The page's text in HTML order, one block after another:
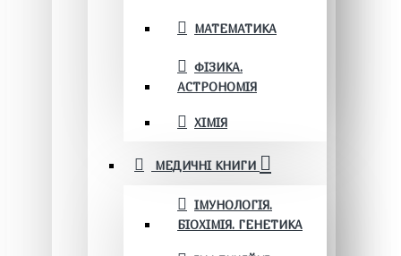
МАТЕМАТИКА
ФІЗИКА.
АСТРОНОМІЯ
ХІМІЯ
МЕДИЧНІ КНИГИ
ІМУНОЛОГІЯ.
БІОХІМІЯ. ГЕНЕТИКА